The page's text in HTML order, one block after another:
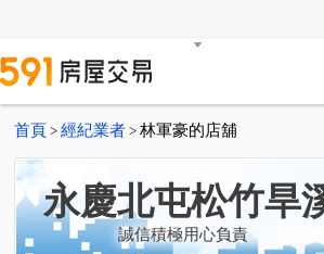
首頁 > 經紀業者 > 林軍豪的店舖
永慶北屯松竹旱
誠信積極用心負責